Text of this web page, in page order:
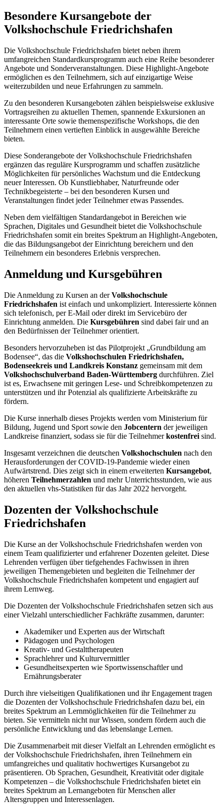
Besondere Kursangebote der
Volkshochschule Friedrichshafen
Die Volkshochschule Friedrichshafen bietet neben ihrem
umfangreichen Standardkursprogramm auch eine Reihe besonderer
Angebote und Sonderveranstaltungen. Diese Highlight-Angebote
ermöglichen es den Teilnehmern, sich auf einzigartige Weise
weiterzubilden und neue Erfahrungen zu sammeln.
Zu den besonderen Kursangeboten zählen beispielsweise exklusive
Vortragsreihen zu aktuellen Themen, spannende Exkursionen an
interessante Orte sowie themenspezifische Workshops, die den
Teilnehmern einen vertieften Einblick in ausgewählte Bereiche
bieten.
Diese Sonderangebote der Volkshochschule Friedrichshafen
ergänzen das reguläre Kursprogramm und schaffen zusätzliche
Möglichkeiten für persönliches Wachstum und die Entdeckung
neuer Interessen. Ob Kunstliebhaber, Naturfreunde oder
Technikbegeisterte – bei den besonderen Kursen und
Veranstaltungen findet jeder Teilnehmer etwas Passendes.
Neben dem vielfältigen Standardangebot in Bereichen wie
Sprachen, Digitales und Gesundheit bietet die Volkshochschule
Friedrichshafen somit ein breites Spektrum an Highlight-Angeboten,
die das Bildungsangebot der Einrichtung bereichern und den
Teilnehmern ein besonderes Erlebnis versprechen.
Anmeldung und Kursgebühren
Die Anmeldung zu Kursen an derVolkshochschule
Friedrichshafen ist einfach und unkompliziert. Interessierte können
sich telefonisch, per E-Mail oder direkt im Servicebüro der
Einrichtung anmelden. Die Kursgebühren sind dabei fair und an
den Bedürfnissen der Teilnehmer orientiert.
Besonders hervorzuheben ist das Pilotprojekt „Grundbildung am
Bodensee“, das die Volkshochschulen Friedrichshafen,
Bodenseekreis und Landkreis Konstanz gemeinsam mit dem
Volkshochschulverband Baden-Württemberg durchführen. Ziel
ist es, Erwachsene mit geringen Lese- und Schreibkompetenzen zu
unterstützen und ihr Potenzial als qualifizierte Arbeitskräfte zu
fördern.
Die Kurse innerhalb dieses Projekts werden vom Ministerium für
Bildung, Jugend und Sport sowie den Jobcentern der jeweiligen
Landkreise finanziert, sodass sie für die Teilnehmerkostenfrei sind.
Insgesamt verzeichnen die deutschen Volkshochschulen nach den
Herausforderungen der COVID-19-Pandemie wieder einen
Aufwärtstrend. Dies zeigt sich in einem erweiterten Kursangebot,
höheren Teilnehmerzahlen und mehr Unterrichtsstunden, wie aus
den aktuellen vhs-Statistiken für das Jahr 2022 hervorgeht.
Dozenten der Volkshochschule
Friedrichshafen
Die Kurse an der Volkshochschule Friedrichshafen werden von
einem Team qualifizierter und erfahrener Dozenten geleitet. Diese
Lehrenden verfügen über tiefgehendes Fachwissen in ihren
jeweiligen Themengebieten und begleiten die Teilnehmer der
Volkshochschule Friedrichshafen kompetent und engagiert auf
ihrem Lernweg.
Die Dozenten der Volkshochschule Friedrichshafen setzen sich aus
einer Vielzahl unterschiedlicher Fachkräfte zusammen, darunter:
Akademiker und Experten aus der Wirtschaft
Pädagogen und Psychologen
Kreativ- und Gestalttherapeuten
Sprachlehrer und Kulturvermittler
Gesundheitsexperten wie Sportwissenschaftler und
Ernährungsberater
Durch ihre vielseitigen Qualifikationen und ihr Engagement tragen
die Dozenten der Volkshochschule Friedrichshafen dazu bei, ein
breites Spektrum an Lernmöglichkeiten für die Teilnehmer zu
bieten. Sie vermitteln nicht nur Wissen, sondern fördern auch die
persönliche Entwicklung und das lebenslange Lernen.
Die Zusammenarbeit mit dieser Vielfalt an Lehrenden ermöglicht es
der Volkshochschule Friedrichshafen, ihren Teilnehmern ein
umfangreiches und qualitativ hochwertiges Kursangebot zu
präsentieren. Ob Sprachen, Gesundheit, Kreativität oder digitale
Kompetenzen – die Volkshochschule Friedrichshafen bietet ein
breites Spektrum an Lernangeboten für Menschen aller
Altersgruppen und Interessenlagen.